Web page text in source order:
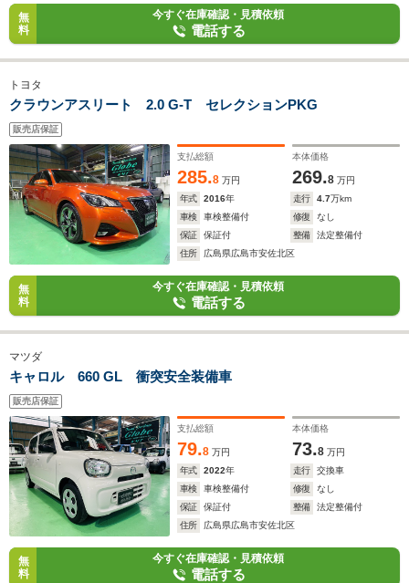
無
料
今すぐ在庫確認・見積依頼
電話する
トヨタ
クラウンアスリート 2.0 G-T セレクションPKG
販売店保証
支払総額
285.8 万円
本体価格
269.8 万円
年式
2016年 走行 4.7万km
車検
車検整備付 修復
なし
保証
保証付 整備
法定整備付
住所
広島県広島市安佐北区
無
料
今すぐ在庫確認・見積依頼
電話する
マツダ
キャロル 660 GL 衝突安全装備車
販売店保証
支払総額
79.8 万円
本体価格
73.8 万円
年式
2022年 走行
交換車
車検
車検整備付 修復
なし
保証
保証付 整備
法定整備付
住所
広島県広島市安佐北区
無
料
今すぐ在庫確認・見積依頼
電話する